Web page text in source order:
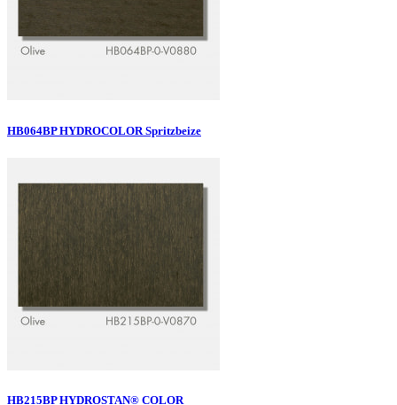
HB064BP HYDROCOLOR Spritzbeize
HB215BP HYDROSTAN® COLOR